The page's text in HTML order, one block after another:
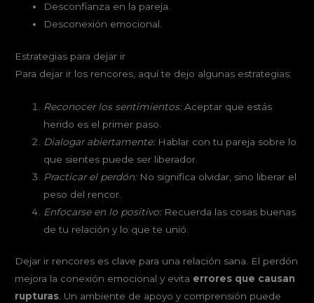
Desconfianza en la pareja.
Desconexión emocional.
Estrategias para dejar ir
Para dejar ir los rencores, aquí te dejo algunas estrategias:
Reconocer los sentimientos:Aceptar que estás
herido es el primer paso.
Dialogar abiertamente:Hablar con tu pareja sobre lo
que sientes puede ser liberador.
Practicar el perdón:No significa olvidar, sino liberar el
peso del rencor.
Enfocarse en lo positivo:Recuerda las cosas buenas
de tu relación y lo que te unió.
Dejar ir rencores es clave para una relación sana. El perdón
mejora la conexión emocional y evita errores que causan
rupturas . Un ambiente de apoyo y comprensión puede